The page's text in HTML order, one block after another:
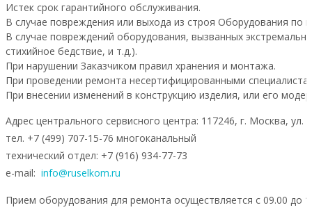
Истек срок гарантийного обслуживания.
В случае повреждения или выхода из строя Оборудования по
В случае повреждений оборудования, вызванных
стихийное бедствие, и т.д.).
При нарушении Заказчиком правил хранения и монтажа.
При проведении ремонта несертифицированными
При внесении изменений в конструкцию изделия, или его
Адрес центрального сервисного центра: 117246, г. Москва, ул.
тел. +7 (499) 707-15-76 многоканальный
технический отдел: +7 (916) 934-77-73
e-mail: info@ruselkom.ru
Прием оборудования для ремонта осуществляется с 09.00 до